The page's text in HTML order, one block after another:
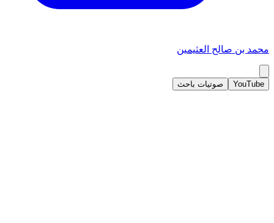
محمد بن صالح العثيمين
YouTube صوتيات باحث